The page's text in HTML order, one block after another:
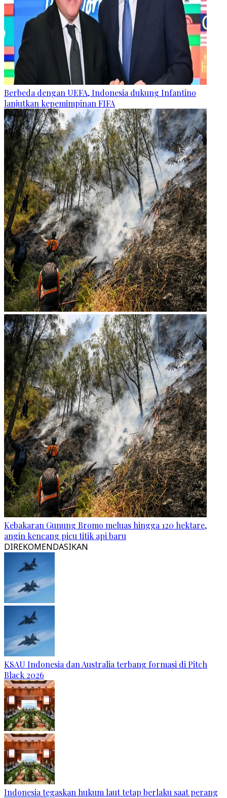
Berbeda dengan UEFA, Indonesia dukung Infantino
lanjutkan kepemimpinan FIFA
Kebakaran Gunung Bromo meluas hingga 120 hektare,
angin kencang picu titik api baru
DIREKOMENDASIKAN
KSAU Indonesia dan Australia terbang formasi di Pitch
Black 2026
Indonesia tegaskan hukum laut tetap berlaku saat perang